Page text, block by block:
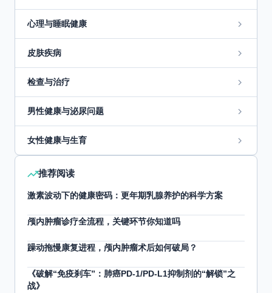
心理与睡眠健康
皮肤疾病
检查与治疗
男性健康与泌尿问题
女性健康与生育
推荐阅读
激素波动下的健康密码：更年期乳腺养护的科学方案
颅内肿瘤诊疗全流程，关键环节你知道吗
躁动拖慢康复进程，颅内肿瘤术后如何破局？
《破解“免疫刹车”：肺癌PD-1/PD-L1抑制剂的“解锁”之
战》